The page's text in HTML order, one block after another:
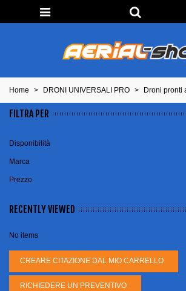
Home > DRONI UNIVERSALI PRO > Droni pronti
FILTRA PER
Disponibilità
Marca
Prezzo
RECENTLY VIEWED
No items
CREARE CITAZIONE DAL MIO CARRELLO
RICHIEDERE UN PREVENTIVO